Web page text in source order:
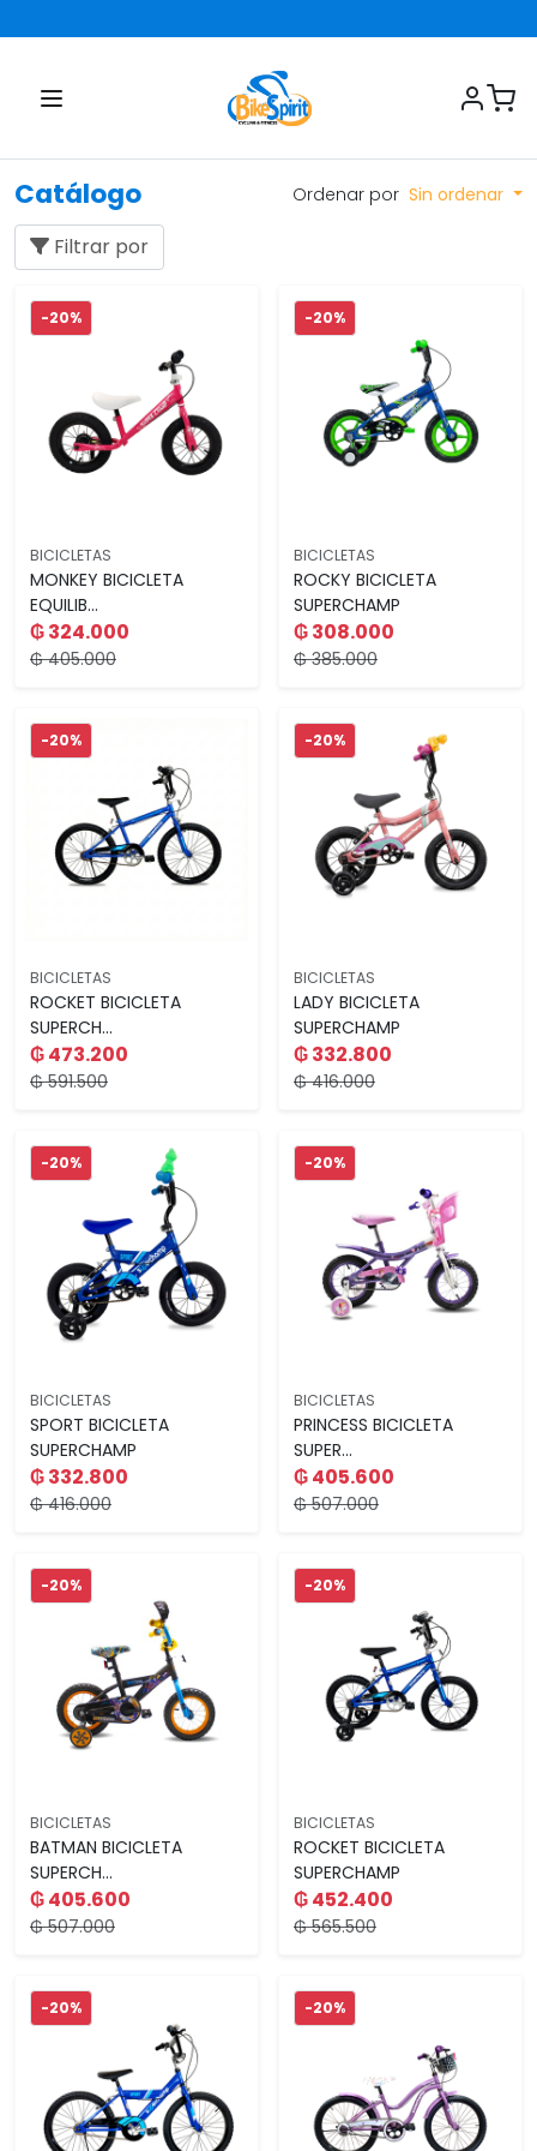
Catálogo Ordenar por Sin ordenar
Filtrar por
-20%
BICICLETAS
MONKEY BICICLETA
EQUILIB...
₲ 324.000
₲ 405.000
-20%
BICICLETAS
ROCKY BICICLETA
SUPERCHAMP
₲ 308.000
₲ 385.000
-20%
BICICLETAS
ROCKET BICICLETA
SUPERCH...
₲ 473.200
₲ 591.500
-20%
BICICLETAS
LADY BICICLETA
SUPERCHAMP
₲ 332.800
₲ 416.000
-20%
BICICLETAS
SPORT BICICLETA
SUPERCHAMP
₲ 332.800
₲ 416.000
-20%
BICICLETAS
PRINCESS BICICLETA
SUPER...
₲ 405.600
₲ 507.000
-20%
BICICLETAS
BATMAN BICICLETA
SUPERCH...
₲ 405.600
₲ 507.000
-20%
BICICLETAS
ROCKET BICICLETA
SUPERCHAMP
₲ 452.400
₲ 565.500
-20% -20%